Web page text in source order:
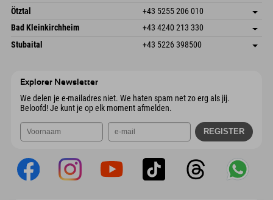
Oostenrijk
Booking
Freizeitpark 10
Oostenrijk
Adres opslaan
Booking
Ötztal +43 5255 206 010
Gscheat 14
Oostenrijk
Adres opslaan
Booking
Bad Kleinkirchheim +43 4240 213 330
Dorfstraße 24
Adres opslaan
Stubaital +43 5226 398500
Explorer Newsletter
We delen je e-mailadres niet. We haten spam net zo erg als jij.
Beloofd! Je kunt je op elk moment afmelden.